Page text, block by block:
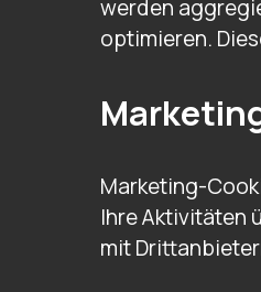
werden
optimieren.
Marketing-
Ihre Aktivitäten
mit